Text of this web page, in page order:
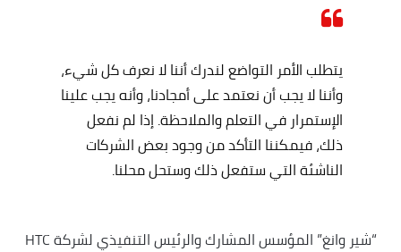
يتطلب الأمر التواضع لندرك أننا لا نعرف كل شيء،
وأننا لا يجب أن نعتمد على أمجادنا، وأنه يجب علينا
الإستمرار في التعلم والملاحظة. إذا لم نفعل
ذلك، فيمكننا التأكد من وجود بعض الشركات
الناشئة التي ستفعل ذلك وستحل محلنا.
“شير وانغ” المؤسس المشارك والرئيس التنفيذي لشركة HTC